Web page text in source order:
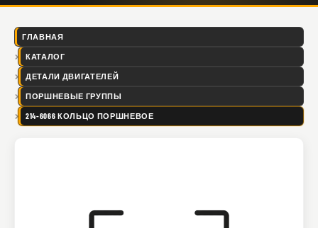
ГЛАВНАЯ
КАТАЛОГ
ДЕТАЛИ ДВИГАТЕЛЕЙ
ПОРШНЕВЫЕ ГРУППЫ
214-6066 КОЛЬЦО ПОРШНЕВОЕ